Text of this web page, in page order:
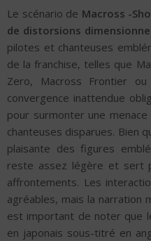
Le scénario de Macross -
de distorsions
pilotes et chanteuses
de la franchise, telles que
Zero, Macross Frontier
convergence inattendue
pour surmonter une
chanteuses disparues. Bien
plaisante des figures
reste assez légère et sert
affrontements. Les
agréables, mais la narration
est important de noter que
en japonais sous-titré en